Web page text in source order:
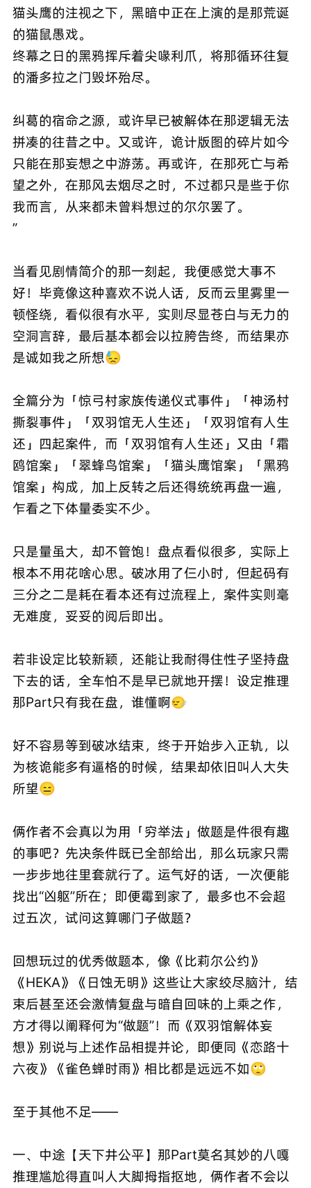
猫头鹰的注视之下，黑暗中正在上演的是那荒诞
的猫鼠愚戏。
终幕之日的黑鸦挥斥着尖喙利爪，将那循环往复
的潘多拉之门毁坏殆尽。
纠葛的宿命之源，或许早已被解体在那逻辑无法
拼凑的往昔之中。又或许，诡计版图的碎片如今
只能在那妄想之中游荡。再或许，在那死亡与希
望之外，在那风去烟尽之时，不过都只是些于你
我而言，从来都未曾料想过的尔尔罢了。
”
当看见剧情简介的那一刻起，我便感觉大事不
好！毕竟像这种喜欢不说人话，反而云里雾里一
顿怪绕，看似很有水平，实则尽显苍白与无力的
空洞言辞，最后基本都会以拉胯告终，而结果亦
是诚如我之所想😓
全篇分为「惊弓村家族传递仪式事件」「神汤村
撕裂事件」「双羽馆无人生还」「双羽馆有人生
还」四起案件，而「双羽馆有人生还」又由「霜
鸥馆案」「翠蜂鸟馆案」「猫头鹰馆案」「黑鸦
馆案」构成，加上反转之后还得统统再盘一遍，
乍看之下体量委实不少。
只是量虽大，却不管饱！盘点看似很多，实际上
根本不用花啥心思。破冰用了仨小时，但起码有
三分之二是耗在看本还有过流程上，案件实则毫
无难度，妥妥的阅后即出。
若非设定比较新颖，还能让我耐得住性子坚持盘
下去的话，全车怕不是早已就地开摆！设定推理
那Part只有我在盘，谁懂啊🙂‍↔️
好不容易等到破冰结束，终于开始步入正轨，以
为核诡能多有逼格的时候，结果却依旧叫人大失
所望😑
俩作者不会真以为用「穷举法」做题是件很有趣
的事吧？先决条件既已全部给出，那么玩家只需
一步步地往里套就行了。运气好的话，一次便能
找出“凶躯”所在；即便霉到家了，最多也不会超
过五次，试问这算哪门子做题？
回想玩过的优秀做题本，像《比莉尔公约》
《HEKA》《日蚀无明》这些让大家绞尽脑汁，结
束后甚至还会激情复盘与暗自回味的上乘之作，
方才得以阐释何为“做题”！而《双羽馆解体妄
想》别说与上述作品相提并论，即便同《恋路十
六夜》《雀色蝉时雨》相比都是远远不如🙄
至于其他不足——
一、中途【天下井公平】那Part莫名其妙的八嘎
推理尴尬得直叫人大脚拇指抠地，俩作者不会以